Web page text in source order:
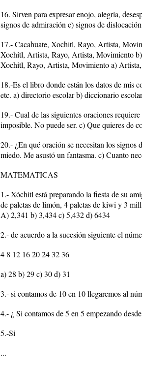
16. Sirven para expresar enojo, alegría,
signos de admiración c) signos de
17.- Cacahuate, Xochitl, Rayo, Artista,
Xochitl, Artista, Rayo, Artista, Movimiento
Xochitl, Rayo, Artista, Movimiento a)
18.-Es el libro donde están los datos de mis
etc. a) directorio escolar b) diccionario
19.- Cual de las siguientes oraciones
imposible. No puede ser. c) Que quieres de
20.- ¿En qué oración se necesitan los
miedo. Me asustó un fantasma. c) Cuanto
MATEMATICAS
1.- Xóchitl está preparando la fiesta de su
de paletas de limón, 4 paletas de kiwi y 3
A) 2,341 b) 3,434 c) 5,432 d) 6434
2.- de acuerdo a la sucesión siguiente el
4 8 12 16 20 24 32 36
a) 28 b) 29 c) 30 d) 31
3.- si contamos de 10 en 10 llegaremos al
4.- ¿ Si contamos de 5 en 5 empezando
5.-Si
...